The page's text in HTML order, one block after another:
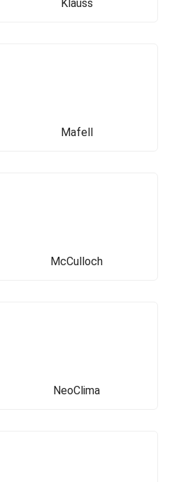
Klauss
Mafell
McCulloch
NeoClima